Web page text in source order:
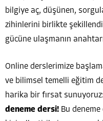
bilgiye aç, düşünen,
zihinlerini birlikte
gücüne ulaşmanın
Online derslerimize
ve bilimsel temelli eğitim
harika bir fırsat sunuyoruz:
deneme dersi! Bu deneme